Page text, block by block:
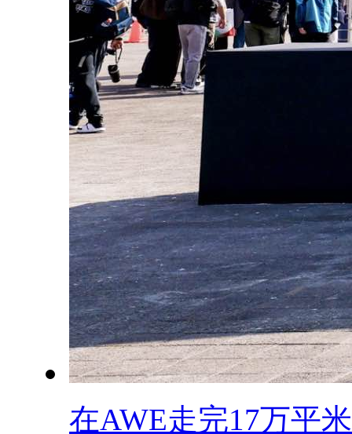
在AWE走完17万平